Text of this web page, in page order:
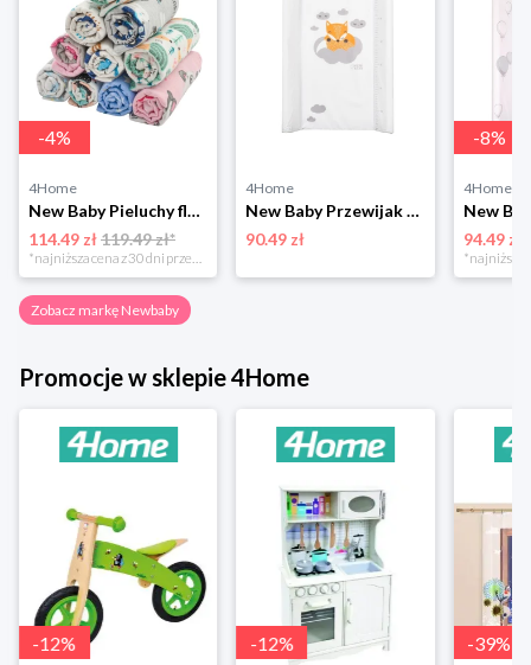
-4%
4Home
New Baby Pieluchy flanelowe z nadrukiem Standard, 70 x 80 cm, zestaw 10 szt. Newbaby
114.49 zł119.49 zł*
4Home
New Baby Przewijak mata Lis biały, 80 x 50 cm Newbaby
90.49 zł
-8%
4Home
94.49 zł
Zobacz markę Newbaby
Promocje w sklepie 4Home
-12% -12% -39%